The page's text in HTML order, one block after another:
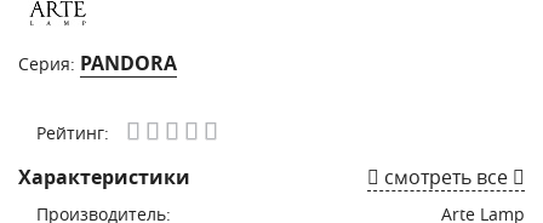
Серия: PANDORA
Рейтинг:
Характеристики смотреть все
Производитель:
Arte Lamp